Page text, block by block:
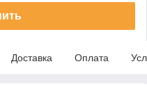
Доставка Оплата